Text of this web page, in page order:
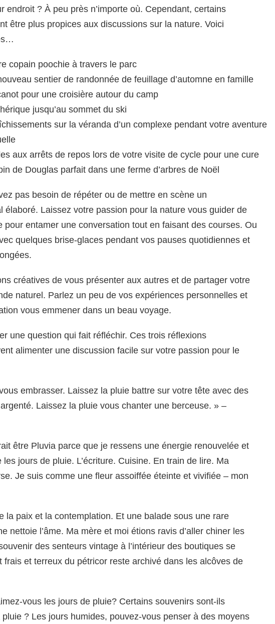
endroit ? À peu près n’importe où. Cependant, certains
être plus propices aux discussions sur la nature. Voici
copain poochie à travers le parc
sentier de randonnée de feuillage d’automne en famille
pour une croisière autour du camp
jusqu’au sommet du ski
sur la véranda d’un complexe pendant votre aventure
aux arrêts de repos lors de votre visite de cycle pour une cure
de Douglas parfait dans une ferme d’arbres de Noël
pas besoin de répéter ou de mettre en scène un
élaboré. Laissez votre passion pour la nature vous guider de
pour entamer une conversation tout en faisant des courses. Ou
quelques brise-glaces pendant vos pauses quotidiennes et
créatives de vous présenter aux autres et de partager votre
naturel. Parlez un peu de vos expériences personnelles et
vous emmener dans un beau voyage.
une question qui fait réfléchir. Ces trois réflexions
alimenter une discussion facile sur votre passion pour le
embrasser. Laissez la pluie battre sur votre tête avec des
Laissez la pluie vous chanter une berceuse. » –
être Pluvia parce que je ressens une énergie renouvelée et
les jours de pluie. L’écriture. Cuisine. En train de lire. Ma
Je suis comme une fleur assoiffée éteinte et vivifiée – mon
la paix et la contemplation. Et une balade sous une rare
nettoie l’âme. Ma mère et moi étions ravis d’aller chiner les
des senteurs vintage à l’intérieur des boutiques se
frais et terreux du pétricor reste archivé dans les alcôves de
vous les jours de pluie? Certains souvenirs sont-ils
? Les jours humides, pouvez-vous penser à des moyens